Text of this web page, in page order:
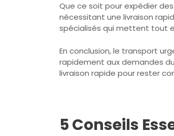
Que ce soit pour expédier
nécessitant une livraison
spécialisés qui mettent tout
En conclusion, le transport
rapidement aux demandes
livraison rapide pour rester
5 Conseils